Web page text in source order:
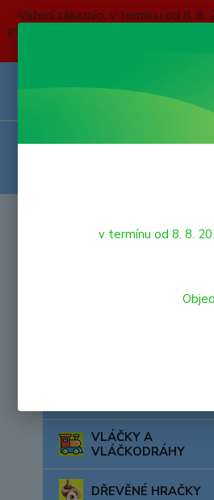
Vážení zákazníci, v termínu od 8.
přijaté, nebo uhrazené do čtvrtka 6.
VÝPRODEJ HRAČEK
VLÁČKY A
VLÁČKODRÁHY
DŘEVĚNÉ HRAČKY
v termínu od 8. 8.